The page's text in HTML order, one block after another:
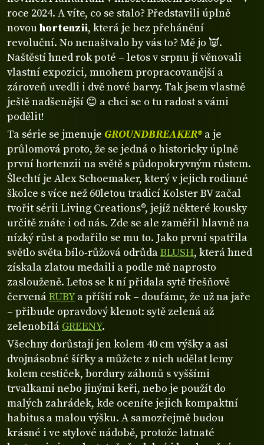
roce 2024. A víte, co se stalo? Představili úplně
novouhortenzii, která je bez přehánění
revoluční. No nenaštvalo by vás to? Mě jo 👿.
Naštěstí hned rok poté – letos v srpnu jí věnovali
vlastní expozici, mnohem propracovanější a
zároveň uvedli i dvě nové barvy. Tak jsem vlastně
ještě nadšenější 😊 a chci se o tu radost s vámi
podělit!
Ta série se jmenuje GROUNDBREAKER®a je
průlomová proto, že se jedná o historicky úplně
první hortenzii na světě s půdopokryvným růstem.
Šlechtí je Alex Schoemaker, který v jejich rodinné
školce s více než 60letou tradicí Kolster BV začal
tvořit sérii Living Creations®, jejíž některé kousky
určitě znáte i od nás. Zde se ale zaměřil hlavně na
nízký růst a podařilo se mu to. Jako první spatřila
světlo světa bílo‑růžová odrůdaBLUSH, která hned
získala zlatou medaili a podle mě naprosto
zaslouženě. Letos se k ní přidala sytě třešňově
červenáRUBYa příští rok – doufáme, že už na jaře
– přibude opravdový klenot: sytě zelená až
zelenobílá GREENY.
Všechny dorůstají jen kolem 40 cm výšky a asi
dvojnásobné šířky a můžete z nich udělat lemy
kolem cestiček, bordury záhonů s vyššími
trvalkami nebo jinými keři, nebo je použít do
malých zahrádek, kde oceníte jejich kompaktní
habitus a malou výšku. A samozřejmě budou
krásné i ve stylové nádobě, protože latnaté